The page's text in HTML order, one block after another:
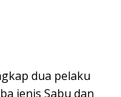
dua pelaku
jenis Sabu dan